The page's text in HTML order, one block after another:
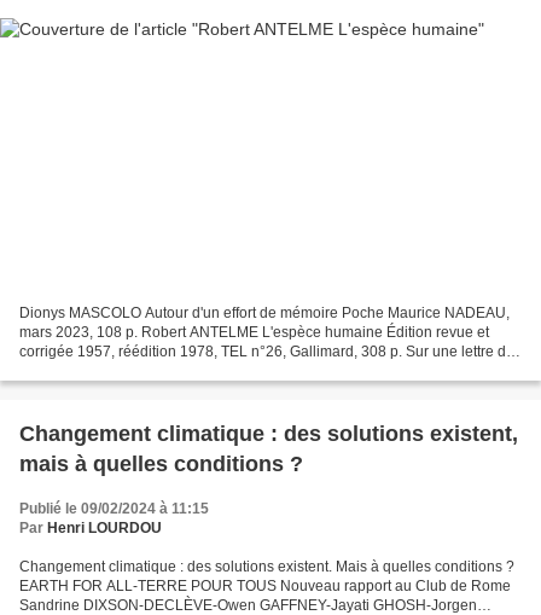
Dionys MASCOLO Autour d'un effort de mémoire Poche Maurice NADEAU,
mars 2023, 108 p. Robert ANTELME L'espèce humaine Édition revue et
corrigée 1957, réédition 1978, TEL n°26, Gallimard, 308 p. Sur une lettre de
Changement climatique : des solutions existent,
mais à quelles conditions ?
Publié le 09/02/2024 à 11:15
Par Henri LOURDOU
Changement climatique : des solutions existent. Mais à quelles conditions ?
EARTH FOR ALL-TERRE POUR TOUS Nouveau rapport au Club de Rome
Sandrine DIXSON-DECLÈVE-Owen GAFFNEY-Jayati GHOSH-Jorgen